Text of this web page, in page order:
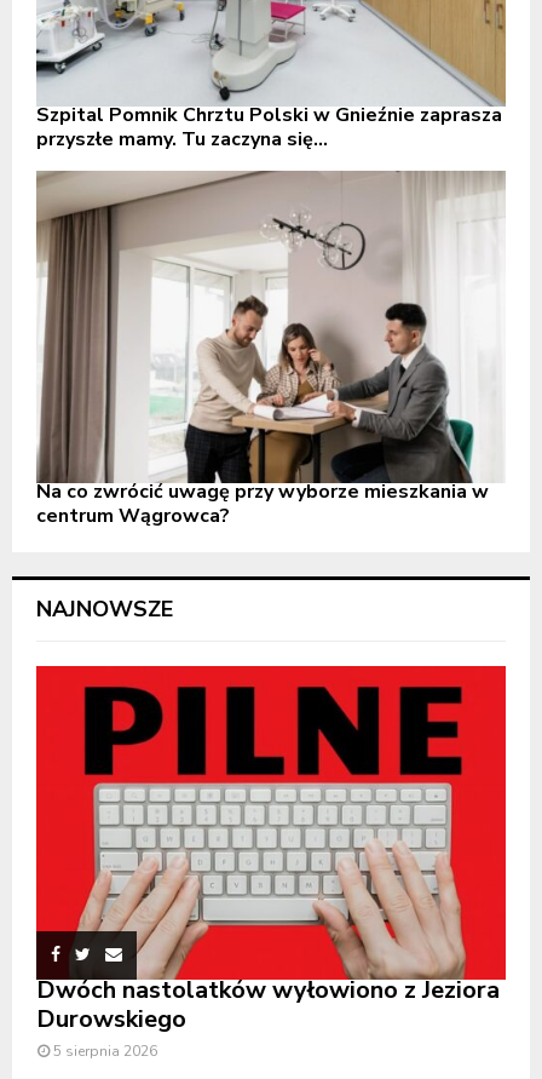
Szpital Pomnik Chrztu Polski w Gnieźnie zaprasza
przyszłe mamy. Tu zaczyna się...
Na co zwrócić uwagę przy wyborze mieszkania w
centrum Wągrowca?
NAJNOWSZE
Dwóch nastolatków wyłowiono z Jeziora
Durowskiego
5 sierpnia 2026